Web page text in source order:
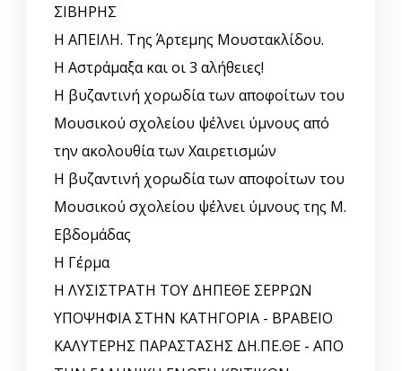
ΣΙΒΗΡΗΣ
Η ΑΠΕΙΛΗ. Της Άρτεμης Μουστακλίδου.
Η Αστράμαξα και οι 3 αλήθειες!
Η βυζαντινή χορωδία των αποφοίτων του
Μουσικού σχολείου ψέλνει ύμνους από
την ακολουθία των Χαιρετισμών
Η βυζαντινή χορωδία των αποφοίτων του
Μουσικού σχολείου ψέλνει ύμνους της Μ.
Εβδομάδας
Η Γέρμα
Η ΛΥΣΙΣΤΡΑΤΗ ΤΟΥ ΔΗΠΕΘΕ ΣΕΡΡΩΝ
ΥΠΟΨΗΦΙΑ ΣΤΗΝ ΚΑΤΗΓΟΡΙΑ - ΒΡΑΒΕΙΟ
ΚΑΛΥΤΕΡΗΣ ΠΑΡΑΣΤΑΣΗΣ ΔΗ.ΠΕ.ΘΕ - ΑΠΟ